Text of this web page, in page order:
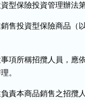
型保險投資管理辦法
售投資型保險商品（
項所稱招攬人員，應
。
負責本商品銷售之招攬